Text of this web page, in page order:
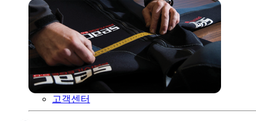
고객센터